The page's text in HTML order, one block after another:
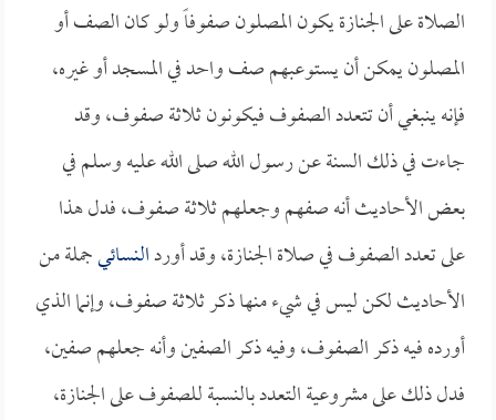
الصلاة على الجنازة يكون المصلون صفوفاً ولو كان الصف أو
المصلون يمكن أن يستوعبهم صف واحد في المسجد أو غيره،
فإنه ينبغي أن تتعدد الصفوف فيكونون ثلاثة صفوف، وقد
جاءت في ذلك السنة عن رسول الله صلى الله عليه وسلم في
بعض الأحاديث أنه صفهم وجعلهم ثلاثة صفوف، فدل هذا
على تعدد الصفوف في صلاة الجنازة، وقد أوردالنسائيجملة من
الأحاديث لكن ليس في شيء منها ذكر ثلاثة صفوف، وإنما الذي
أورده فيه ذكر الصفوف، وفيه ذكر الصفين وأنه جعلهم صفين،
فدل ذلك على مشروعية التعدد بالنسبة للصفوف على الجنازة،